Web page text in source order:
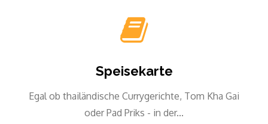
Speisekarte
Egal ob thailändische Currygerichte, Tom Kha Gai
oder Pad Priks - in der...